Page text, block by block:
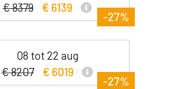
€ 8379
€ 6139
-27%
08 tot 22 aug
€ 8207
€ 6019
-27%